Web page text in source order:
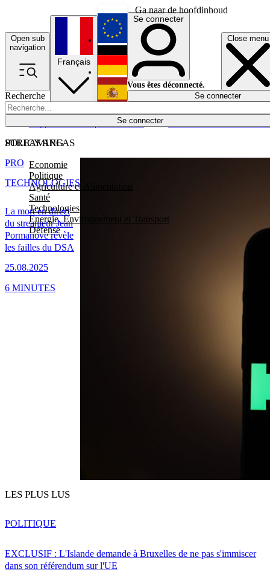
Ga naar de hoofdinhoud
Open sub
navigation
Close menu
Recherche
Se connecter
POLICY AREAS
Economie
Politique
Agriculture et Alimentation
Santé
Technologies
Energie, Environnement et Transport
Défense
Économie
Français
English
Deutsch
Español
Se connecter
Vous êtes déconnecté.
Se connecter
STREAMING
La mort en direct
du streameur Jean
Pormanove révèle
les failles du DSA
25.08.2025
PRO
TECHNOLOGIES
6 MINUTES
LES PLUS LUS
EXCLUSIF : L'Islande demande à Bruxelles de ne pas s'immiscer
dans son référendum sur l'UE
POLITIQUE